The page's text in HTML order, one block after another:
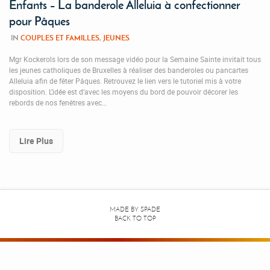
Enfants – La banderole Alleluia à confectionner
pour Pâques
IN COUPLES ET FAMILLES, JEUNES
Mgr Kockerols lors de son message vidéo pour la Semaine Sainte invitait tous
les jeunes catholiques de Bruxelles à réaliser des banderoles ou pancartes
Alleluia afin de fêter Pâques. Retrouvez le lien vers le tutoriel mis à votre
disposition. L’idée est d’avec les moyens du bord de pouvoir décorer les
rebords de nos fenêtres avec…
Lire Plus
MADE BY SPADE
BACK TO TOP